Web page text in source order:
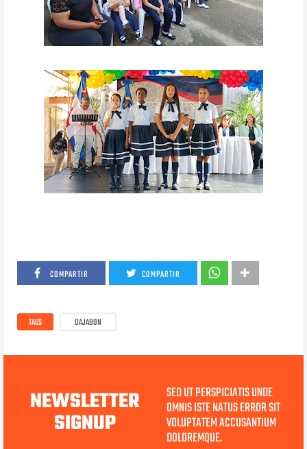
COMPARTIR COMPARTIR
TAGS DAJABON
NEWSLETTER
SIGNUP
SED UT PERSPICIATIS UNDE
OMNIS ISTE NATUS ERROR SIT
VOLUPTATEM ACCUSANTIUM
DOLOREMQUE.